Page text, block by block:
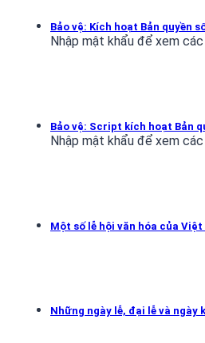
Bảo vệ: Kích hoạt Bản quyền
Nhập mật khẩu để xem các
Bảo vệ: Script kích hoạt Bản
Nhập mật khẩu để xem các
Một số lễ hội văn hóa của Việt
Những ngày lễ, đại lễ và ngày